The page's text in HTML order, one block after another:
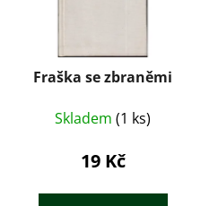
Fraška se zbraněmi
Skladem (1 ks)
19 Kč